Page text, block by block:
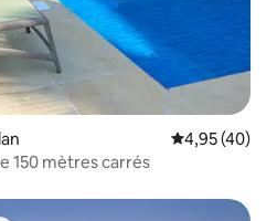
Évaluation
4,95 (40)
150 mètres carrés